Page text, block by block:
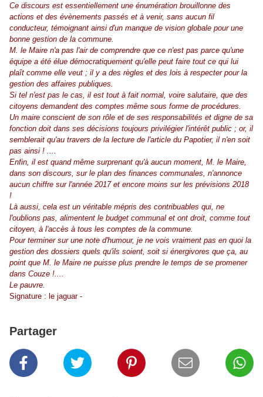
Ce discours est essentiellement une énumération brouillonne des
actions et des évènements passés et à venir, sans aucun fil
conducteur, témoignant ainsi d'un manque de vision globale pour une
bonne gestion de la commune.
M. le Maire n'a pas l'air de comprendre que ce n'est pas parce qu'une
équipe a été élue démocratiquement qu'elle peut faire tout ce qui lui
plaît comme elle veut ; il y a des règles et des lois à respecter pour la
gestion des affaires publiques.
Si tel n'est pas le cas, il est tout à fait normal, voire salutaire, que des
citoyens demandent des comptes même sous forme de procédures.
Un maire conscient de son rôle et de ses responsabilités et digne de sa
fonction doit dans ses décisions toujours privilégier l'intérêt public ; or, il
semblerait qu'au travers de la lecture de l'article du Papotier, il n'en soit
pas ainsi ! ....
Enfin, il est quand même surprenant qu'à aucun moment, M. le Maire,
dans son discours, sur le plan des finances communales, n'annonce
aucun chiffre sur l'année 2017 et encore moins sur les prévisions 2018
!
Là aussi, cela est un véritable mépris des contribuables qui, ne
l'oublions pas, alimentent le budget communal et ont droit, comme tout
citoyen, à l'accès à tous les comptes de la commune.
Pour terminer sur une note d'humour, je ne vois vraiment pas en quoi la
gestion des dossiers quels qu'ils soient, soit si énergivores que ça, au
point que M. le Maire ne puisse plus prendre le temps de se promener
dans Couze !....
Le pauvre.
Signature : le jaguar -
Partager